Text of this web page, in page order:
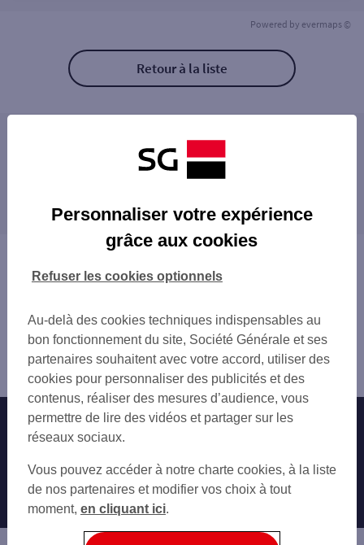
Powered by evermaps ©
Retour à la liste
Les distributeurs/automates à proximité
MONTROUGE 81 AV DE LA REPUBLIQUE
MONTROUGE MAIRIE
CACHAN CARNOT
GENTILLY
PARIS PORTE CHATILLON
PARIS ALESIA
LE KREMLIN BICETRE CHARLES GIDE
CACHAN
PARIS 1 AV REILLE
CACHAN A BRIAND
INSTITUT GUSTAVE ROUSSY
LE KREMLIN BICETRE
CHATILLON 198 AV DE PARIS
PARIS TOLBIAC
MALAKOFF HOTEL DE VILLE
proximité
CACHAN
MALAKOFF
VILLEJUIF
IVRY-SUR-SEINE
VANVES
CHÂTILLON
BOURG-LA-REINE
FONTENAY-AUX-ROSES
L'HAŸ-LES-ROSES
ISSY-LES-MOULINEAUX
SCEAUX
Vous êtes ici : Accueil
Trouver une agence bancaire
Val-de-Marne
Arcueil
Distributeur/automate ARCUEIL 25 AV DU PDT
SALVADOR ALLEN
Nos engagements Nous contacter
Autres sites SG
Professionnels
Entreprises
Personnaliser votre expérience
grâce aux cookies
Au-delà des cookies techniques indispensables au
bon fonctionnement du site, Société Générale et ses
partenaires souhaitent avec votre accord, utiliser des
cookies pour personnaliser des publicités et des
contenus, réaliser des mesures d’audience, vous
permettre de lire des vidéos et partager sur les
réseaux sociaux.
Vous pouvez accéder à notre charte cookies, à la liste
de nos partenaires et modifier vos choix à tout
moment, en cliquant ici.
Refuser les cookies optionnels